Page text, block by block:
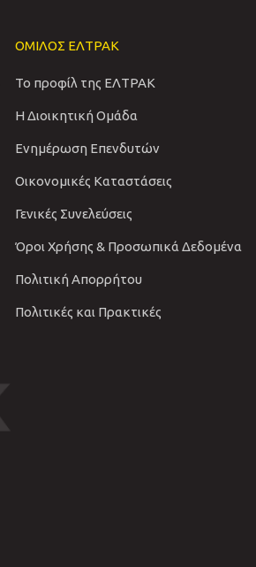
ΟΜΙΛΟΣ ΕΛΤΡΑΚ
Το προφίλ της ΕΛΤΡΑΚ
Η Διοικητική Ομάδα
Ενημέρωση Επενδυτών
Οικονομικές Καταστάσεις
Γενικές Συνελεύσεις
Όροι Χρήσης & Προσωπικά Δεδομένα
Πολιτική Απορρήτου
Πολιτικές και Πρακτικές